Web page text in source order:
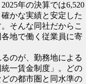
年の決算では6,520
かな実績と安定した
そんな同社だからこ
地で働く従業員に寄
のが、勤務地による
一賃金制度」。どの
の都市圏と同水準の